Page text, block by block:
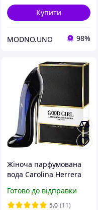
Купити
MODNO.UNO 98%
Жіноча парфумована
вода Carolina Herrera
Херрера Гуд Гел) 80 мл
Готово до відправки
5.0 (11)